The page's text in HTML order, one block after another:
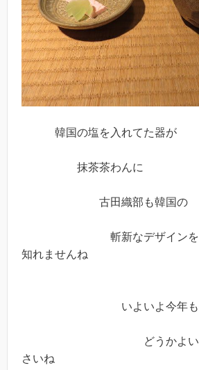
韓国の塩を入れてた器が
抹茶茶わんに
古田織部も韓国の
斬新なデザインを参考
知れませんね
いよいよ今年も
どうかよいお年を
さいね